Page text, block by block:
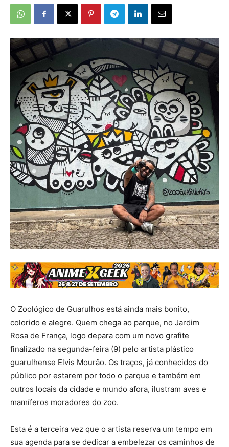
O Zoológico de Guarulhos está ainda mais bonito,
colorido e alegre. Quem chega ao parque, no Jardim
Rosa de França, logo depara com um novo grafite
finalizado na segunda-feira (9) pelo artista plástico
guarulhense Elvis Mourão. Os traços, já conhecidos do
público por estarem por todo o parque e também em
outros locais da cidade e mundo afora, ilustram aves e
mamíferos moradores do zoo.
Esta é a terceira vez que o artista reserva um tempo em
sua agenda para se dedicar a embelezar os caminhos de